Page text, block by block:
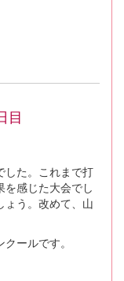
目
た。これまで打
を感じた大会でし
ょう。改めて、山
ールです。